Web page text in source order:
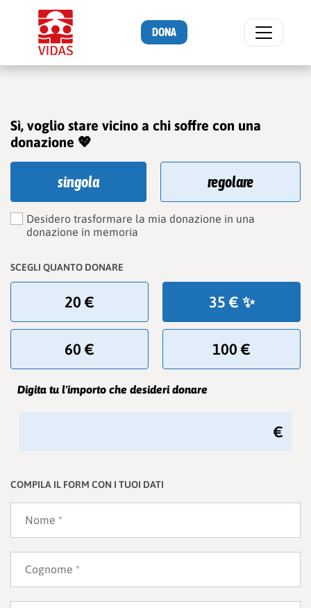
DONA
Sì, voglio stare vicino a chi soffre con una
donazione 💖
singola regolare
Desidero trasformare la mia donazione in una
donazione in memoria
SCEGLI QUANTO DONARE
20 € 35 € ✨
60 € 100 €
Digita tu l'importo che desideri donare
€
COMPILA IL FORM CON I TUOI DATI